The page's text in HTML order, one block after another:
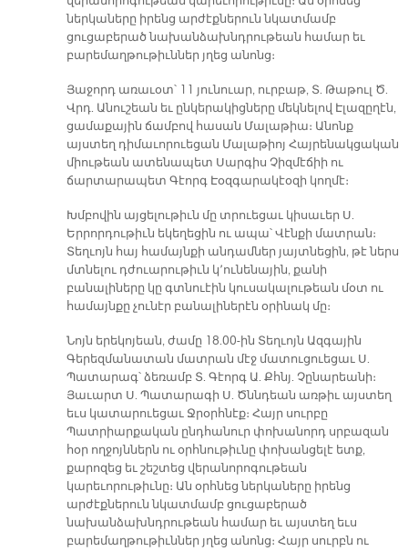
ներկաները իրենց արժէքներուն նկատմամբ
ցուցաբերած նախանձախնդրութեան համար եւ
բարեմաղթութիւններ յղեց անոնց։
Յաջորդ առաւօտ՝ 11 յունուար, ուրբաթ, Տ. Թաթուլ Ծ.
Վրդ. Անուշեան եւ ընկերակիցները մեկնելով Էլազըղէն,
ցամաքային ճամբով հասան Մալաթիա։ Անոնք
այստեղ դիմաւորուեցան Մալաթիոյ Հայրենակցական
միութեան ատենապետ Սարգիս Չիզմէճիի ու
ճարտարապետ Գէորգ Էօզգարակէօզի կողմէ։
Խմբովին այցելութիւն մը տրուեցաւ կիսաւեր Ս.
Երրորդութիւն եկեղեցին ու ապա՝ Վէնքի մատրան։
Տեղւոյն հայ համայնքի անդամներ յայտնեցին, թէ ներս
մտնելու դժուարութիւն կ՚ունենային, քանի
բանալիները կը գտնուէին կուսակալութեան մօտ ու
համայնքը չունէր բանալիներէն օրինակ մը։
Նոյն երեկոյեան, ժամը 18.00-ին Տեղւոյն Ազգային
Գերեզմանատան մատրան մէջ մատուցուեցաւ Ս.
Պատարագ՝ ձեռամբ Տ. Գէորգ Ա. Քհնյ. Չընարեանի։
Յաւարտ Ս. Պատարագի Ս. Ծննդեան առթիւ այստեղ
եւս կատարուեցաւ Ջրօրհնէք։ Հայր սուրբը
Պատրիարքական ընդհանուր փոխանորդ սրբազան
հօր ողջոյններն ու օրհնութիւնը փոխանցելէ ետք,
քարոզեց եւ շեշտեց վերանորոգութեան
կարեւորութիւնը։ Ան օրհնեց ներկաները իրենց
արժէքներուն նկատմամբ ցուցաբերած
նախանձախնդրութեան համար եւ այստեղ եւս
բարեմաղթութիւններ յղեց անոնց։ Հայր սուրբն ու